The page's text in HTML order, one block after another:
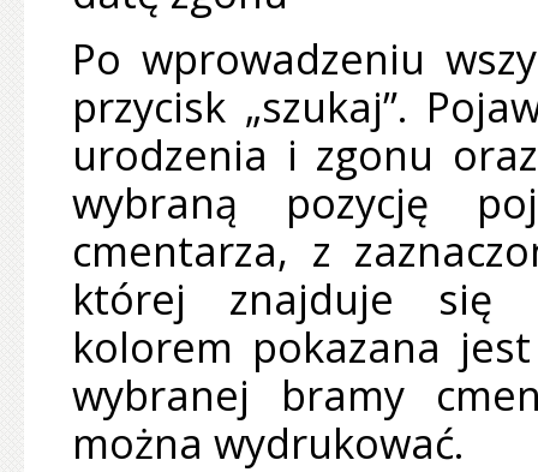
Po wprowadzeniu
przycisk „szukaj”.
urodzenia i zgonu
wybraną pozycję
cmentarza, z
której znajduje się
kolorem pokazana
wybranej bramy
można wydrukować.